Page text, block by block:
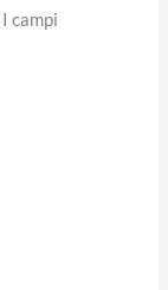
I campi